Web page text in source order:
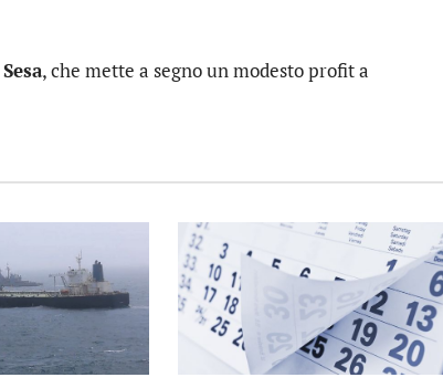
Sesa, che mette a segno un modesto profit a